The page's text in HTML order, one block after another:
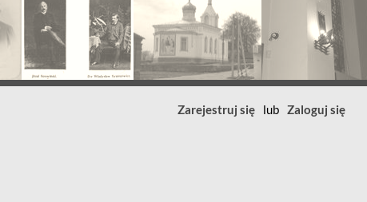
Zarejestruj się lub Zaloguj się